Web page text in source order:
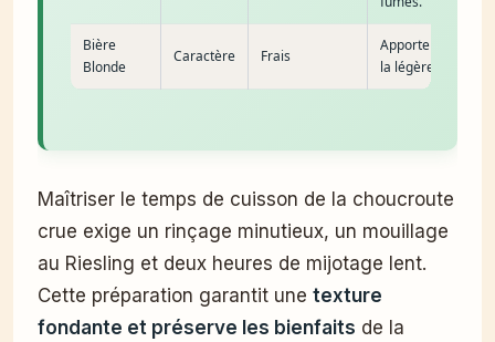
Bière
Blonde
Caractère Frais
Apporte de
la légèreté.
Maîtriser le temps de cuisson de la choucroute
crue exige un rinçage minutieux, un mouillage
au Riesling et deux heures de mijotage lent.
Cette préparation garantit une texture
fondante et préserve les bienfaits de la